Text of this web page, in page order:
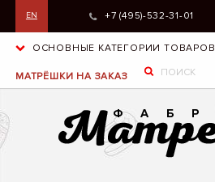
EN +7 (495)-532-31-01
ОСНОВНЫЕ КАТЕГОРИИ ТОВАРОВ
МАТРЁШКИ НА ЗАКАЗ